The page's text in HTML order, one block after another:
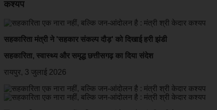
कश्यप
सहकारिता मंत्री ने 'सहकार संकल्प दौड़' को दिखाई हरी झंडी
सहकारिता, स्वास्थ्य और समृद्ध छत्तीसगढ़ का दिया संदेश
रायपुर, 3 जुलाई 2026